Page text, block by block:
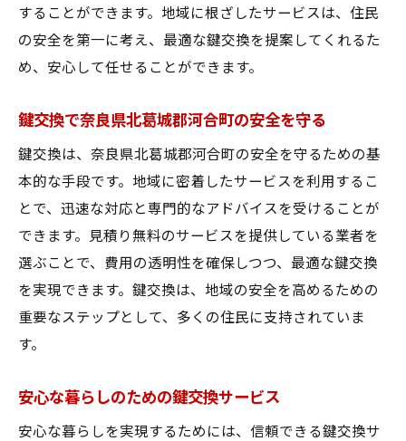
することができます。地域に根ざしたサービスは、住民
の安全を第一に考え、最適な鍵交換を提案してくれるた
め、安心して任せることができます。
鍵交換で奈良県北葛城郡河合町の安全を守る
鍵交換は、奈良県北葛城郡河合町の安全を守るための基
本的な手段です。地域に密着したサービスを利用するこ
とで、迅速な対応と専門的なアドバイスを受けることが
できます。見積り無料のサービスを提供している業者を
選ぶことで、費用の透明性を確保しつつ、最適な鍵交換
を実現できます。鍵交換は、地域の安全を高めるための
重要なステップとして、多くの住民に支持されていま
す。
安心な暮らしのための鍵交換サービス
安心な暮らしを実現するためには、信頼できる鍵交換サ